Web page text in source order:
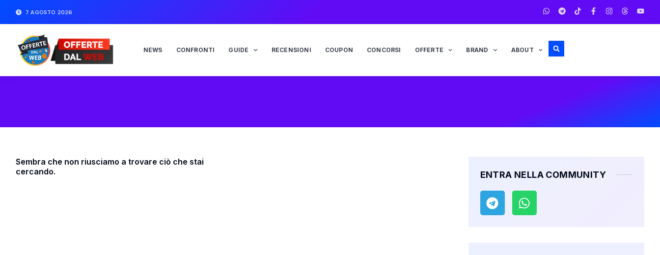
7 AGOSTO 2026
NEWS CONFRONTI GUIDE RECENSIONI COUPON CONCORSI OFFERTE BRAND ABOUT
Sembra che non riusciamo a trovare ciò che stai
cercando.
ENTRA NELLA COMMUNITY